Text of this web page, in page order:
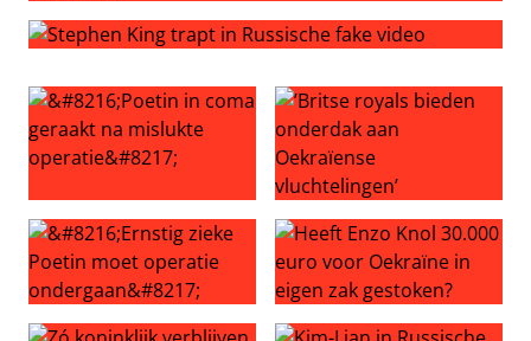
BREAKING! Eurovisiesongfestival naar Groot-Brittannië
‘Poetin in coma geraakt na mislukte operatie’
’Britse royals bieden
‘Ernstig zieke Poetin moet operatie ondergaan’
Heeft Enzo Knol 30.000